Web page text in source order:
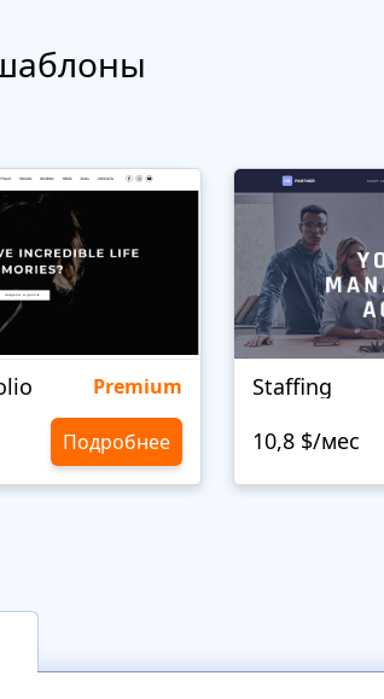
Premium
Подробнее
Staffing
10,8 $/мес